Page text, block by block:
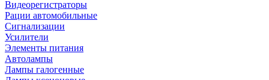
Видеорегистраторы
Рации автомобильные
Сигнализации
Усилители
Элементы питания
Автолампы
Лампы галогенные